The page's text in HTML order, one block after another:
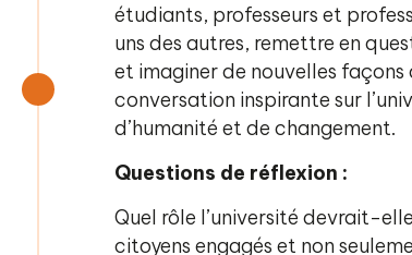
étudiants, professeurs et
uns des autres, remettre en
et imaginer de nouvelles façons
conversation inspirante sur
d’humanité et de changement.
Questions de réflexion :
Quel rôle l’université devrait-
citoyens engagés et non